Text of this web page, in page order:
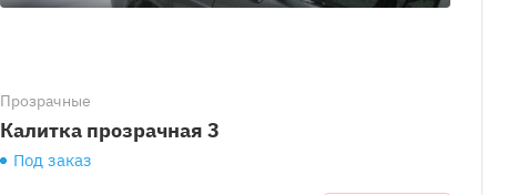
Прозрачные
Калитка прозрачная 3
Под заказ